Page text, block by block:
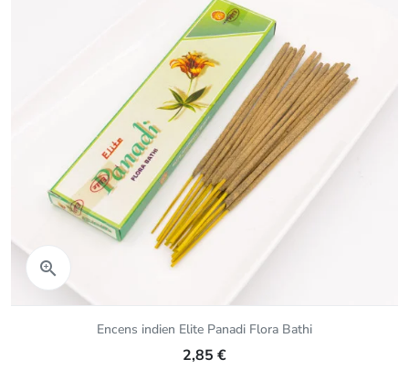

Encens indien Elite Panadi Flora Bathi
2,85 €